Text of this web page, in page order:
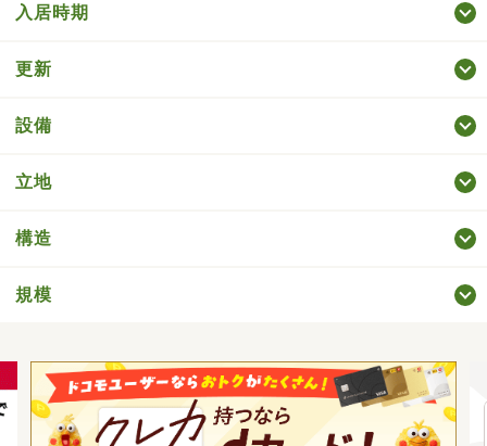
入居時期
更新
設備
立地
構造
規模